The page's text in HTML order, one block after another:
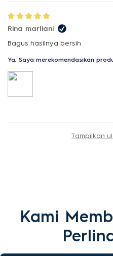
Rina marliani
Bagus hasilnya bersih
Ya, Saya merekomendasikan
Tampilkan
Kami